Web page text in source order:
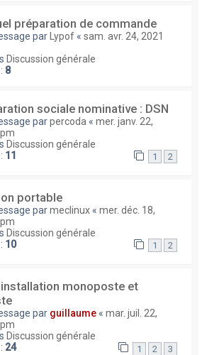
préparation de commande
par Lypof « sam. avr. 24, 2021
Discussion générale
8
sociale nominative : DSN
parpercoda « mer. janv. 22,
Discussion générale
11 1 2
portable
parmeclinux « mer. déc. 18,
Discussion générale
10 1 2
monoposte et
par guillaume « mar. juil. 22,
Discussion générale
24 1 2 3